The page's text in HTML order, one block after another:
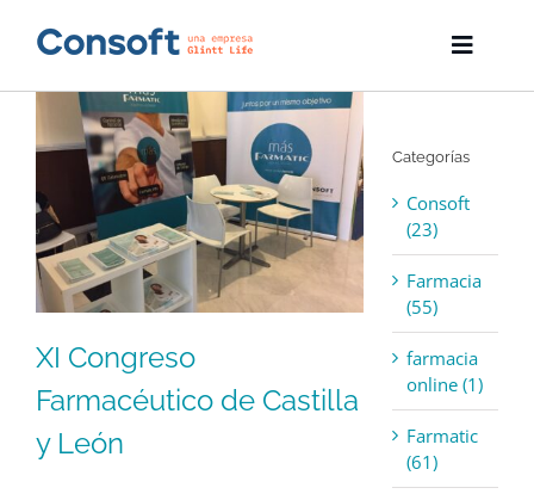
Toggle
Inicio
Farmatic
Descargas
Servicios
Blog
Empresa
Contacto
XI Congreso
Farmacéutico de Castilla
y León
Categorías
Consoft
(23)
Farmacia
(55)
farmacia
online (1)
Farmatic
(61)